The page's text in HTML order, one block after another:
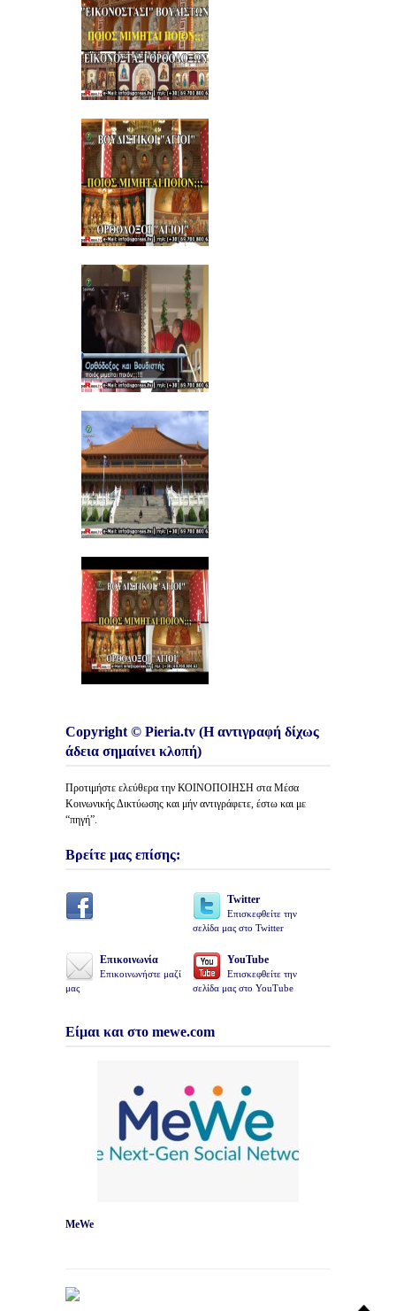
Copyright © Pieria.tv (Η αντιγραφή δίχως
άδεια σημαίνει κλοπή)
Προτιμήστε ελεύθερα την ΚΟΙΝΟΠΟΙΗΣΗ στα Μέσα
Κοινωνικής Δικτύωσης και μήν αντιγράφετε, έστω και με
“πηγή”.
Βρείτε μας επίσης:
Twitter
Επισκεφθείτε την
σελίδα μας στο Twitter
Επικοινωνία
Επικοινωνήστε μαζί
μας
YouTube
Επισκεφθείτε την
σελίδα μας στο YouTube
Είμαι και στο mewe.com
MeWe